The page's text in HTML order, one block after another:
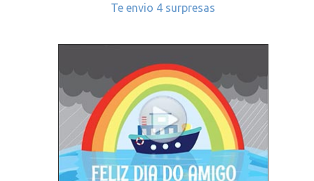
Te envio 4 surpresas